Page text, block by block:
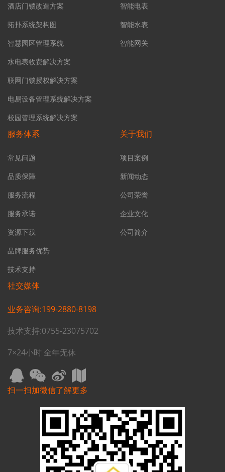
酒店门锁改造方案
拓扑系统架构图
智慧园区管理系统
水电表收费解决方案
联网门锁授权解决方案
电易设备管理系统解决方案
校园管理系统解决方案
智能电表
智能水表
智能网关
服务体系
常见问题
品质保障
服务流程
服务承诺
资源下载
品牌服务优势
技术支持
关于我们
项目案例
新闻动态
公司荣誉
企业文化
公司简介
社交媒体
业务咨询:199-2880-8198
技术支持:0755-23075702
7×24小时 全年无休
扫一扫加微信了解更多